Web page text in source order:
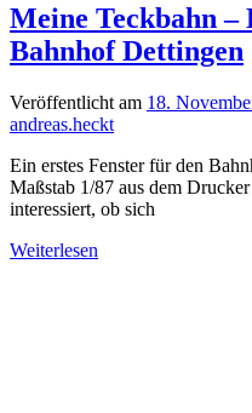
Meine Teckbahn –
Bahnhof Dettingen
Veröffentlicht am 18.
andreas.heckt
Ein erstes Fenster für den
Maßstab 1/87 aus dem
interessiert, ob sich
Weiterlesen